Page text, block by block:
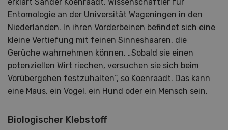
Entomologie an der Universität Wageningen in den
Niederlanden. In ihren Vorderbeinen befindet sich eine
kleine Vertiefung mit feinen Sinneshaaren, die
Gerüche wahrnehmen können. „Sobald sie einen
potenziellen Wirt riechen, versuchen sie sich beim
Vorübergehen festzuhalten“, so Koenraadt. Das kann
eine Maus, ein Vogel, ein Hund oder ein Mensch sein.
Biologischer Klebstoff